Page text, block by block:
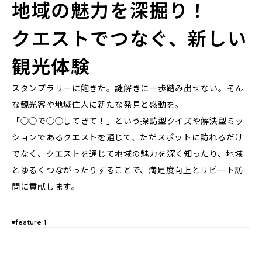
地域の魅力を深掘り！
クエストでつなぐ、新しい
観光体験
スタンプラリーに飽きた。謎解きに一歩踏み出せない。そん
な観光客や地域住人に新たな発見と感動を。
「◯◯で◯◯してきて！」という探訪型クイズや解決型ミッ
ションであるクエストを通じて、ただスポットに訪れるだけ
でなく、クエストを通じて地域の魅力を深く知ったり、地域
とゆるくつながったりすることで、満足度向上とリピート訪
問に貢献します。
feature 1